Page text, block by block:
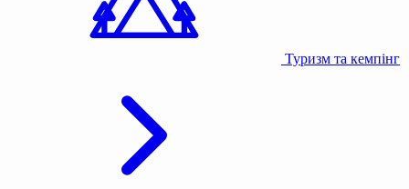
Туризм та кемпінг